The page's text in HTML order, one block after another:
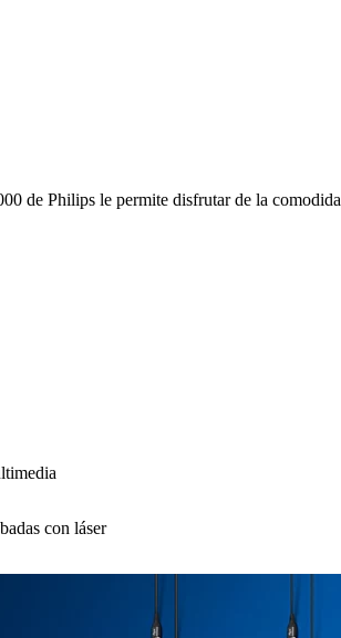
de Philips le permite disfrutar de la
con láser